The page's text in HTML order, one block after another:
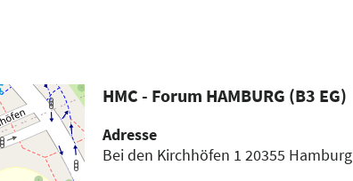
HMC - Forum HAMBURG (B3 EG)
Adresse
Bei den Kirchhöfen 120355 Hamburg